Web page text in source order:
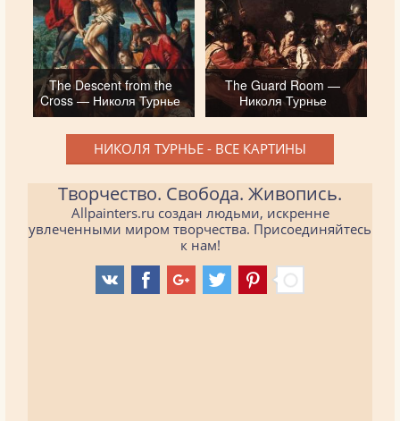
The Descent from the
Cross — Николя Турнье
The Guard Room —
Николя Турнье
НИКОЛЯ ТУРНЬЕ - ВСЕ КАРТИНЫ
Творчество. Свобода. Живопись.
Allpainters.ru создан людьми, искренне
увлеченными миром творчества. Присоединяйтесь
к нам!